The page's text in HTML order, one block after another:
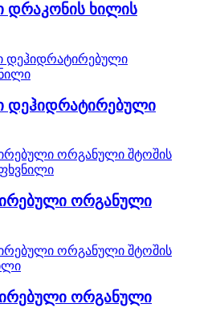
დრაკონის ხილის
დეჰიდრატირებული
ორგანული
ორგანული